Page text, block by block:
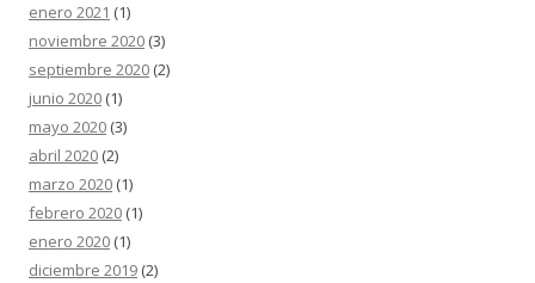
enero 2021 (1)
noviembre 2020 (3)
septiembre 2020 (2)
junio 2020 (1)
mayo 2020 (3)
abril 2020 (2)
marzo 2020 (1)
febrero 2020 (1)
enero 2020 (1)
diciembre 2019 (2)